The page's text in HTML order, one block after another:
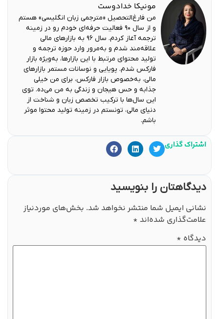
مونیکا خدادوست
من فارغ‌التحصیل «مترجمی زبان انگلیسی» هستم
و از سال ۹۰ فعالیت حرفه‌ای خودم رو در زمینه
ترجمه آغاز کردم. سال ۹۶ به بازارهای مالی
علاقه‌مند شدم و به‌مرور وارد حوزه ترجمه و
تولید محتوای مرتبط با این بازارها، به‌ویژه بازار
فارکس شدم. پویایی و نوسانات مستمر بازارهای
مالی، به‌خصوص بازار فارکس، برای من خیلی
جذابه و حس هیجان و زندگی به من می‌ده. توی
این سال‌ها با ترکیب تخصص زبان و شناخت از
دنیای مالی، تونستم در زمینه تولید محتوا موثر
باشم.
اشتراک گذاری
دیدگاهتان را بنویسید
نشانی ایمیل شما منتشر نخواهد شد. بخش‌های موردنیاز
علامت‌گذاری شده‌اند *
دیدگاه *